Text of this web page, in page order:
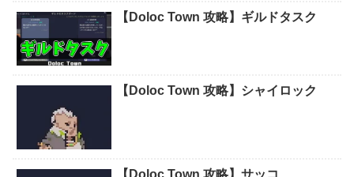
【Doloc Town 攻略】ギルドタスク
【Doloc Town 攻略】シャイロック